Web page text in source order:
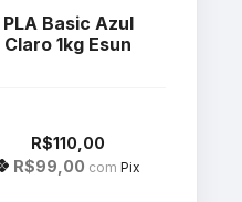
PLA Basic Azul
Claro 1kg Esun
R$110,00
R$99,00 com Pix